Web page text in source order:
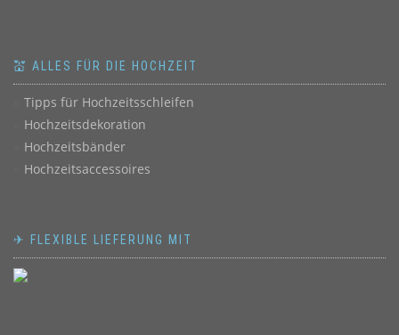
💒 ALLES FÜR DIE HOCHZEIT
Tipps für Hochzeitsschleifen
Hochzeitsdekoration
Hochzeitsbänder
Hochzeitsaccessoires
✈ FLEXIBLE LIEFERUNG MIT